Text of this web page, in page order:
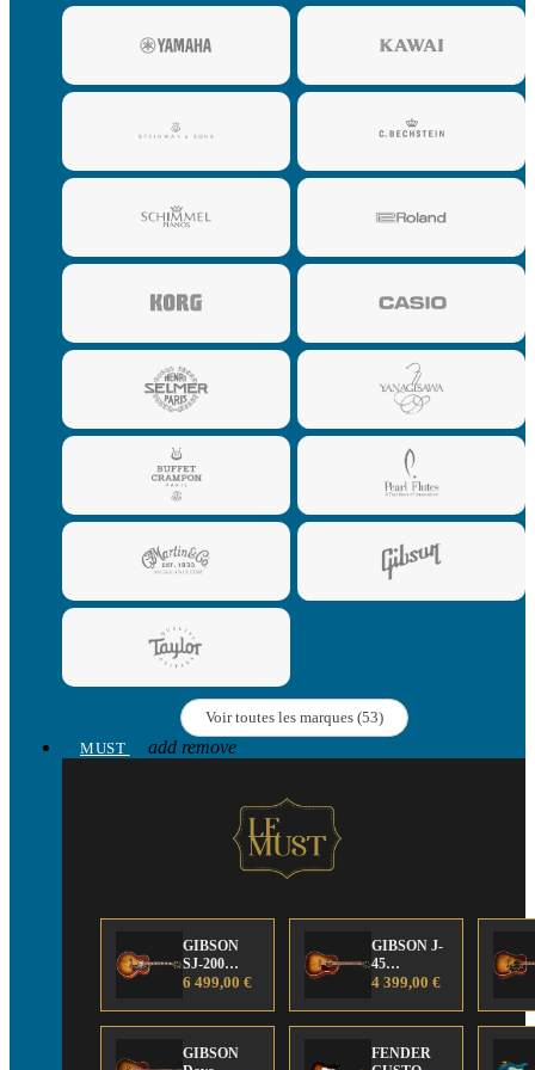
Voir toutes les marques (53)
MUST
add remove
GIBSON
SJ-200
Anniversary
Edition
6 499,00 €
GIBSON J-
45
Anniversary
Edition
4 399,00 €
GIBSON
FENDER